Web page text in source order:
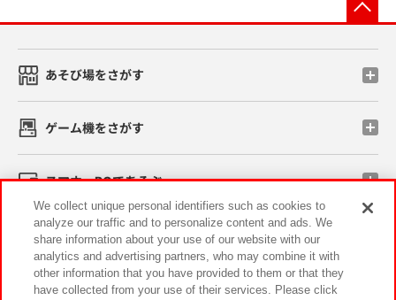
あそび場をさがす
ゲーム機をさがす
スマホ・PCであそぶ
イベント・キャンペーン
We collect unique personal identifiers such as cookies to
analyze our traffic and to personalize content and ads. We
share information about your use of our website with our
analytics and advertising partners, who may combine it with
other information that you have provided to them or that they
have collected from your use of their services. Please click